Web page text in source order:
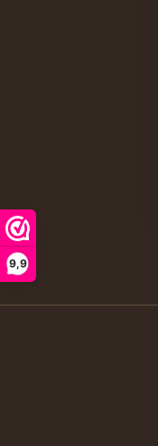
9,9